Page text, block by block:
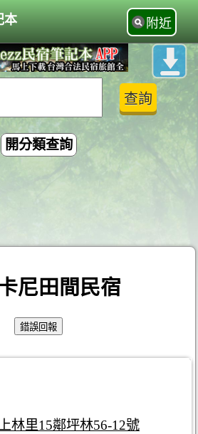
本 附近
開分類查詢
尼田間民宿
林里15鄰坪林56-12號